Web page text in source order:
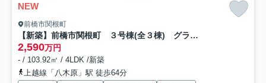
NEW
前橋市関根町
【新築】前橋市関根町 ３号棟(全３棟) グラファーレ 新築建売分譲
2,590万円
- / 103.92㎡ / 4LDK /新築
上越線「八木原」駅 徒歩64分